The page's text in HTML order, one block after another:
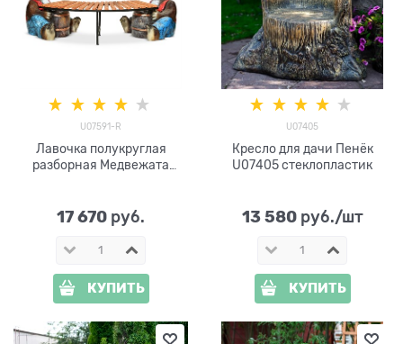
U07591-R
Лавочка полукруглая
разборная Медвежата
17 670 руб.
КУПИТЬ
U07405
Кресло для дачи Пенёк
U07405 стеклопластик
13 580 руб./шт
КУПИТЬ